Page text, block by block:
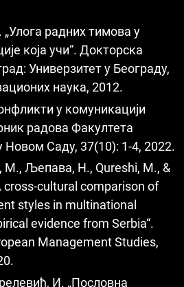
радних тимова у
која учи“. Докторска
Универзитет у Београду,
наука, 2012.
у комуникацији
радова Факултета
Новом Саду, 37(10): 1-4, 2022.
М., Љепава, Н., Qureshi, M., &
cross-cultural comparison of
styles in multinational
evidence from Serbia“.
Management Studies,
И. „Пословна